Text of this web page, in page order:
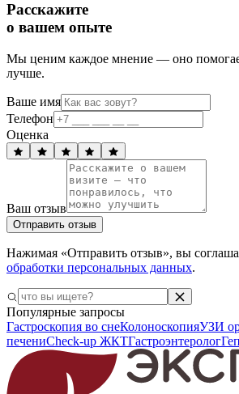
Расскажите
о вашем опыте
Мы ценим каждое мнение — оно
лучше.
Ваше имя
Телефон
Оценка
Ваш отзыв
Отправить отзыв
Нажимая «Отправить отзыв», вы
обработки персональных данных.
Популярные запросы
Гастроскопия во снеКолоноскопияУЗИ
печениCheck-up ЖКТГастроэнтеролог